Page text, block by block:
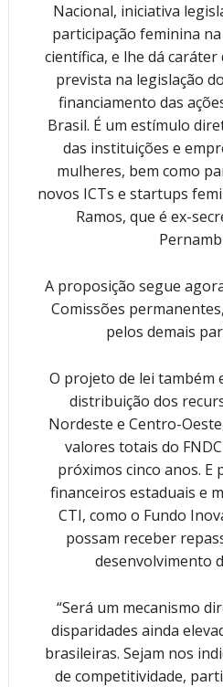
Nacional, iniciativa
participação feminina
científica, e lhe dá
prevista na legislação
financiamento das
Brasil. É um estímulo
das instituições e
mulheres, bem como
novos ICTs e startups
Ramos, que é ex-
A proposição segue
Comissões
pelos demais
O projeto de lei também
distribuição dos
Nordeste e Centro-
valores totais do
próximos cinco anos. E
financeiros estaduais e
CTI, como o Fundo
possam receber
desenvolvimento
“Será um mecanismo
disparidades ainda
brasileiras. Sejam nos
de competitividade,